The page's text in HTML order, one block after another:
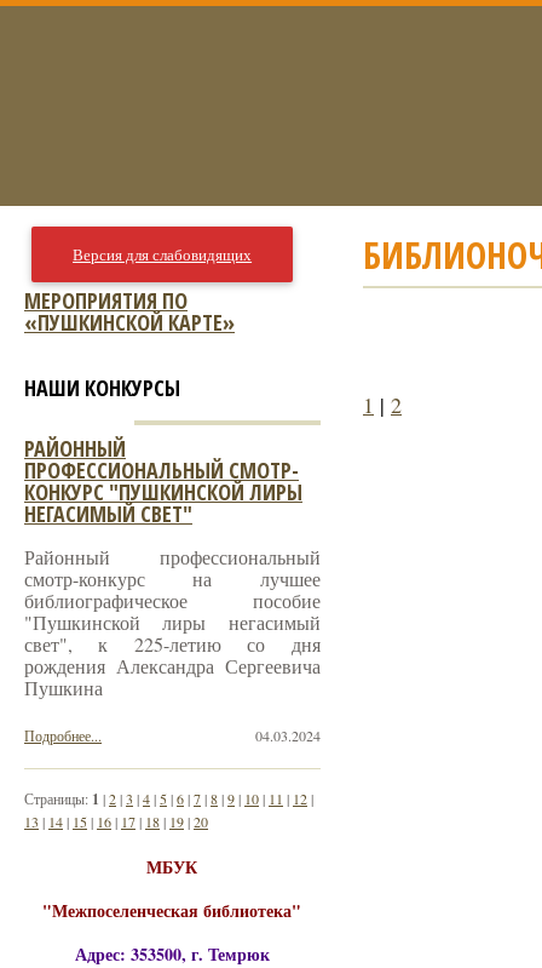
1 | 2
Версия для слабовидящих
МЕРОПРИЯТИЯ ПО
«ПУШКИНСКОЙ КАРТЕ»
НАШИ КОНКУРСЫ
РАЙОННЫЙ
ПРОФЕССИОНАЛЬНЫЙ СМОТР-
КОНКУРС "ПУШКИНСКОЙ ЛИРЫ
НЕГАСИМЫЙ СВЕТ"
Районный профессиональный
смотр-конкурс на лучшее
библиографическое пособие
"Пушкинской лиры негасимый
свет", к 225-летию со дня
рождения Александра Сергеевича
Пушкина
04.03.2024
Подробнее...
Страницы: 1 |2|3 |4| 5|6|7|8|9| 10| 11 | 12|
13 | 14| 15| 16| 17| 18| 19|20
МБУК
"Межпоселенческая библиотека"
Адрес: 353500, г. Темрюк